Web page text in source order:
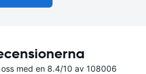
med en 8.4/10 av 108006